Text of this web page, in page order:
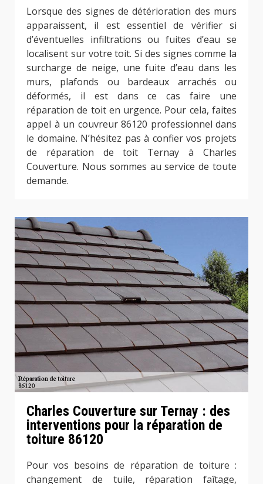
Lorsque des signes de détérioration des murs
apparaissent, il est essentiel de vérifier si
d’éventuelles infiltrations ou fuites d’eau se
localisent sur votre toit. Si des signes comme la
surcharge de neige, une fuite d’eau dans les
murs, plafonds ou bardeaux arrachés ou
déformés, il est dans ce cas faire une
réparation de toit en urgence. Pour cela, faites
appel à un couvreur 86120 professionnel dans
le domaine. N’hésitez pas à confier vos projets
de réparation de toit Ternay à Charles
Couverture. Nous sommes au service de toute
demande.
Charles Couverture sur Ternay : des
interventions pour la réparation de
toiture 86120
Pour vos besoins de réparation de toiture :
changement de tuile, réparation faîtage,